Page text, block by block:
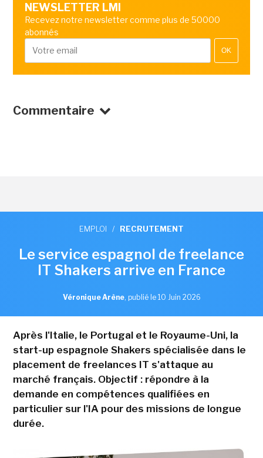
NEWSLETTER LMI
Recevez notre newsletter comme plus de 50000
abonnés
OK
Commentaire
EMPLOI / RECRUTEMENT
Le service espagnol de freelance
IT Shakers arrive en France
Véronique Arène, publié le 10 Juin 2026
Après l'Italie, le Portugal et le Royaume-Uni, la
start-up espagnole Shakers spécialisée dans le
placement de freelances IT s'attaque au
marché français. Objectif : répondre à la
demande en compétences qualifiées en
particulier sur l'IA pour des missions de longue
durée.